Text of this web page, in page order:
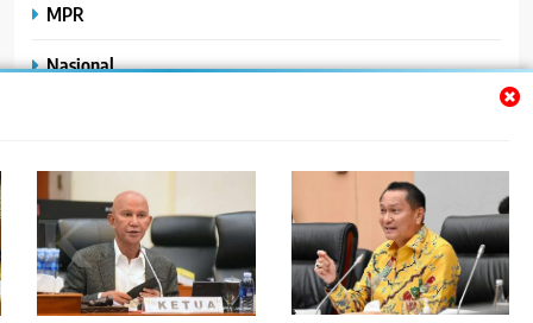
MPR
Nasional
Polhukam
Uncategorized